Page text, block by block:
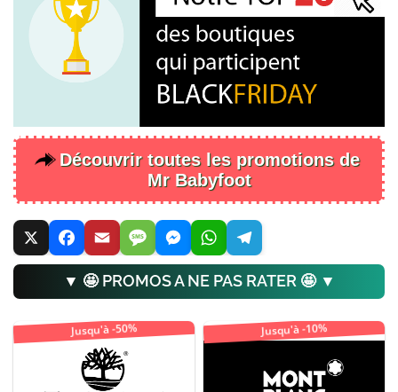
Découvrir toutes les promotions de
Mr Babyfoot
▼ 🤩 PROMOS A NE PAS RATER 🤩 ▼
Jusqu'à -50% Jusqu'à -10%